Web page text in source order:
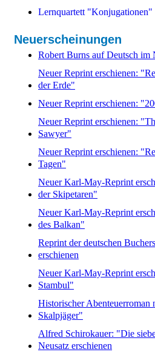
Lernquartett "Konjugationen"
Neuerscheinungen
Robert Burns auf Deutsch im
Neuer Reprint erschienen:
der Erde"
Neuer Reprint erschienen:
Neuer Reprint erschienen:
Sawyer"
Neuer Reprint erschienen:
Tagen"
Neuer Karl-May-Reprint
der Skipetaren"
Neuer Karl-May-Reprint
des Balkan"
Reprint der deutschen
erschienen
Neuer Karl-May-Reprint
Stambul"
Historischer Abenteuerroman
Skalpjäger"
Alfred Schirokauer: "Die
Neusatz erschienen